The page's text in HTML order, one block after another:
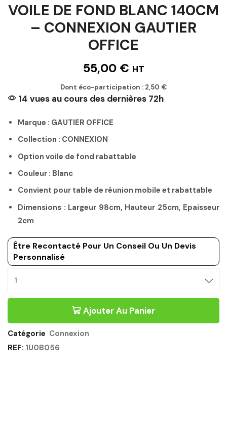
VOILE DE FOND BLANC 140CM
– CONNEXION GAUTIER
OFFICE
55,00 € HT
Dont éco-participation : 2,50 €
14 vues au cours des dernières 72h
Marque : GAUTIER OFFICE
Collection : CONNEXION
Option voile de fond rabattable
Couleur : Blanc
Convient pour table de réunion mobile et rabattable
Dimensions : Largeur 98cm, Hauteur 25cm, Epaisseur
2cm
Être Recontacté Pour Un Conseil Ou Un Devis
Personnalisé
DE
BLANC
Ajouter Au Panier
Catégorie Connexion
REF: 1U0B056